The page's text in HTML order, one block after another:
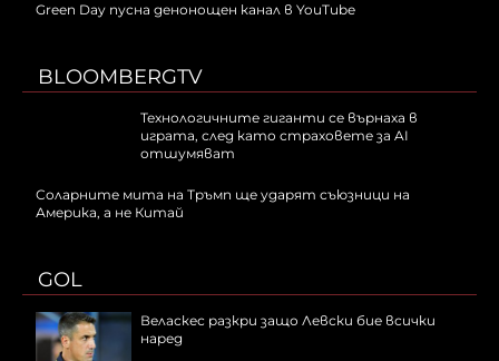
Green Day пусна денонощен канал в YouTube
BLOOMBERGTV
Технологичните гиганти се върнаха в
играта, след като страховете за AI
отшумяват
Соларните мита на Тръмп ще ударят съюзници на
Америка, а не Китай
GOL
Веласкес разкри защо Левски бие всички
наред